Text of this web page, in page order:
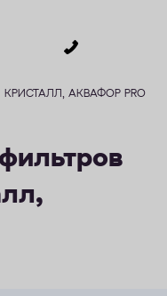
КРИСТАЛЛ, АКВАФОР PRO